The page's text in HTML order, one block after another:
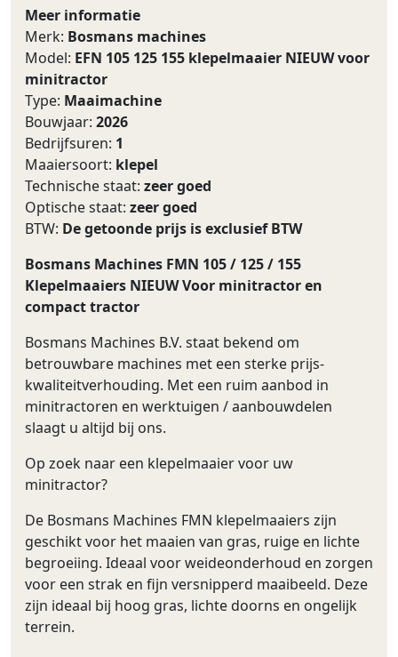
Meer informatie
Merk: Bosmans machines
Model: EFN 105 125 155 klepelmaaier NIEUW voor
minitractor
Type: Maaimachine
Bouwjaar: 2026
Bedrijfsuren: 1
Maaiersoort: klepel
Technische staat: zeer goed
Optische staat: zeer goed
BTW: De getoonde prijs is exclusief BTW
Bosmans Machines FMN 105 / 125 / 155
Klepelmaaiers NIEUW Voor minitractor en
compact tractor
Bosmans Machines B.V. staat bekend om
betrouwbare machines met een sterke prijs-
kwaliteitverhouding. Met een ruim aanbod in
minitractoren en werktuigen / aanbouwdelen
slaagt u altijd bij ons.
Op zoek naar een klepelmaaier voor uw
minitractor?
De Bosmans Machines FMN klepelmaaiers zijn
geschikt voor het maaien van gras, ruige en lichte
begroeiing. Ideaal voor weideonderhoud en zorgen
voor een strak en fijn versnipperd maaibeeld. Deze
zijn ideaal bij hoog gras, lichte doorns en ongelijk
terrein.